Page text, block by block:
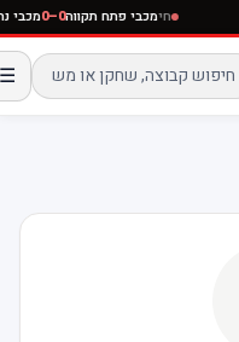
חימכבי פתח תקווה0–0 מכבי
☰